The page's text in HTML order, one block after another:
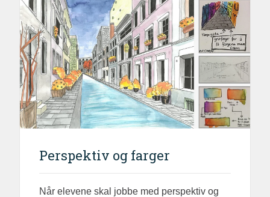
Perspektiv og farger
Når elevene skal jobbe med perspektiv og